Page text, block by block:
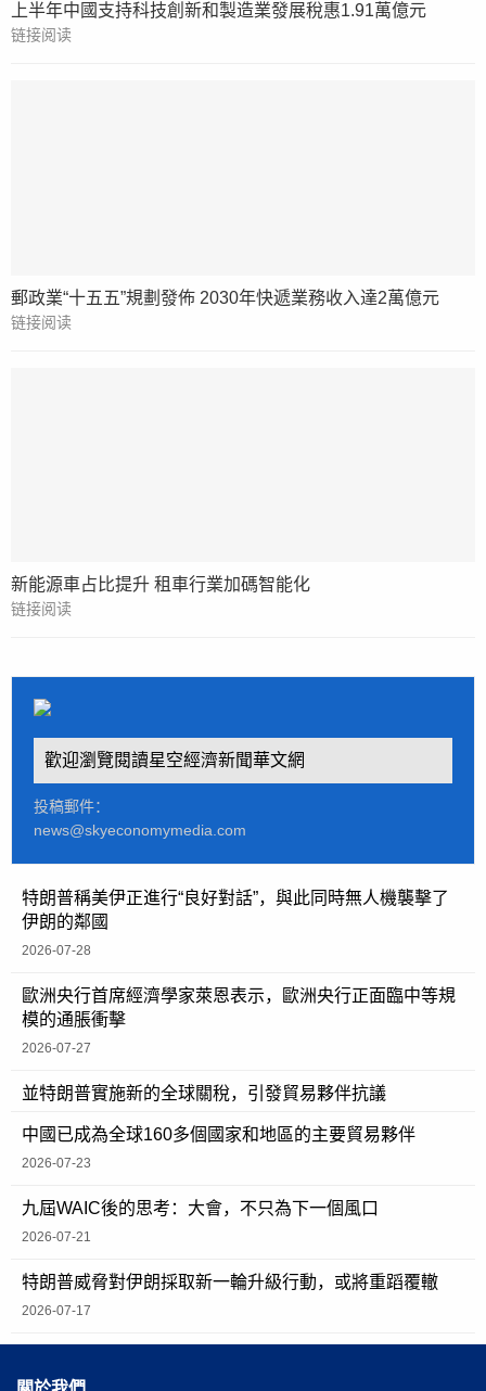
上半年中國支持科技創新和製造業發展稅惠1.91萬億元
链接阅读
郵政業“十五五”規劃發佈 2030年快遞業務收入達2萬億元
链接阅读
新能源車占比提升 租車行業加碼智能化
链接阅读
歡迎瀏覽閱讀星空經濟新聞華文網
投稿郵件：
news@skyeconomymedia.com
特朗普稱美伊正進行“良好對話”，與此同時無人機襲擊了
伊朗的鄰國
2026-07-28
歐洲央行首席經濟學家萊恩表示，歐洲央行正面臨中等規
模的通脹衝擊
2026-07-27
並特朗普實施新的全球關稅，引發貿易夥伴抗議
中國已成為全球160多個國家和地區的主要貿易夥伴
2026-07-23
九屆WAIC後的思考：大會，不只為下一個風口
2026-07-21
特朗普威脅對伊朗採取新一輪升級行動，或將重蹈覆轍
2026-07-17